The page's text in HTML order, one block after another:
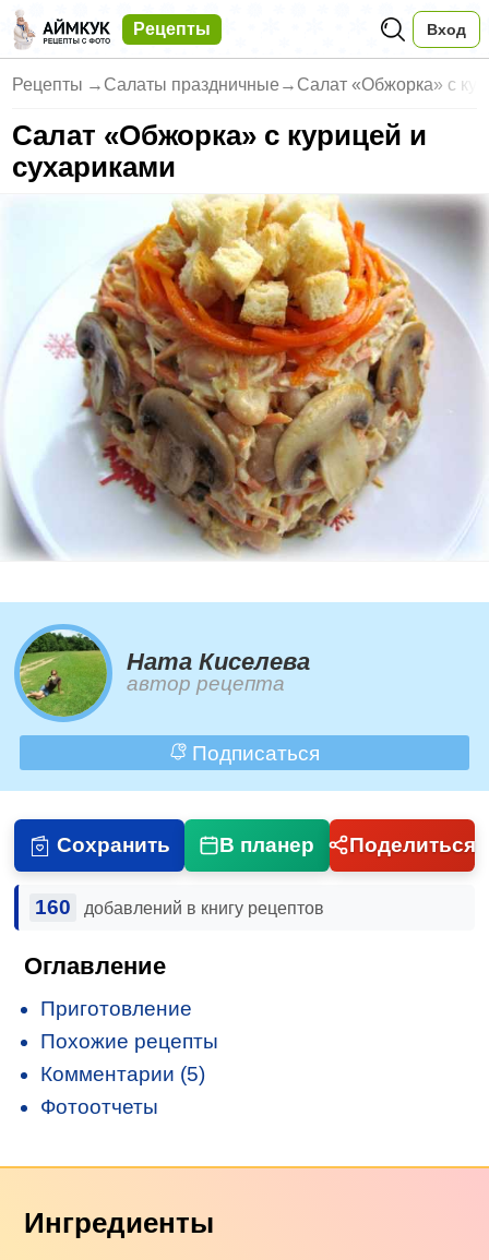
Рецепты Вход
Рецепты → Салаты праздничные → Салат «Обжорка» с
Салат «Обжорка» с курицей и
сухариками
Ната Киселева
автор рецепта
Подписаться
Сохранить В планер Поделиться
160 добавлений в книгу рецептов
Оглавление
Приготовление
Похожие рецепты
Комментарии (5)
Фотоотчеты
Ингредиенты